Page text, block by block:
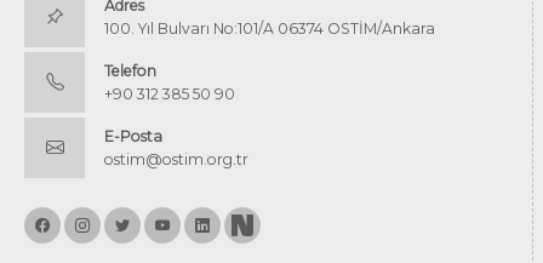
Adres
100. Yıl Bulvarı No:101/A 06374 OSTİM/Ankara
Telefon
+90 312 385 50 90
E-Posta
ostim@ostim.org.tr